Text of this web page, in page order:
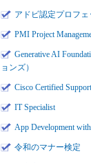
アドビ認定プロフ
PMI Project
Generative AI
ョンズ）
Cisco Certified
IT Specialist
App Development
令和のマナー検定